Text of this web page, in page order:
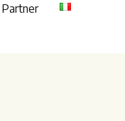
Partner